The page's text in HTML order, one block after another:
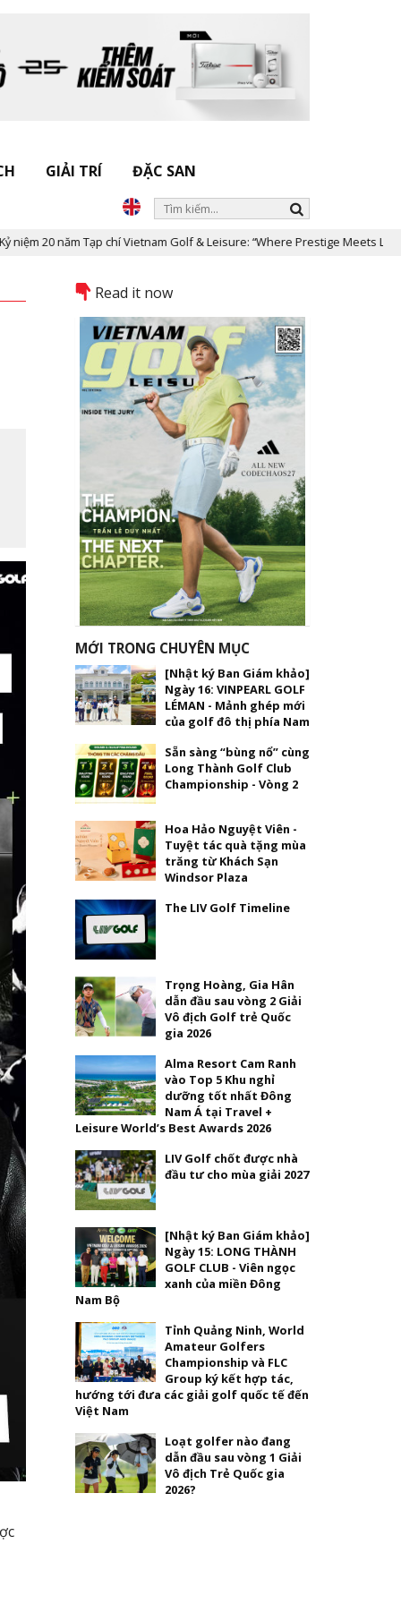
GIẢI TRÍ ĐẶC SAN
Tạp chí Vietnam Golf & Leisure: “Where Prestige Meets Legacy”
Read it now
MỚI TRONG CHUYÊN MỤC
[Nhật ký Ban Giám khảo]
Ngày 16: VINPEARL GOLF
LÉMAN - Mảnh ghép mới
của golf đô thị phía Nam
Sẵn sàng “bùng nổ” cùng
Long Thành Golf Club
Championship - Vòng 2
Hoa Hảo Nguyệt Viên -
Tuyệt tác quà tặng mùa
trăng từ Khách Sạn
Windsor Plaza
The LIV Golf Timeline
Trọng Hoàng, Gia Hân
dẫn đầu sau vòng 2 Giải
Vô địch Golf trẻ Quốc
gia 2026
Alma Resort Cam Ranh
vào Top 5 Khu nghỉ
dưỡng tốt nhất Đông
Nam Á tại Travel +
Leisure World’s Best Awards 2026
LIV Golf chốt được nhà
đầu tư cho mùa giải 2027
[Nhật ký Ban Giám khảo]
Ngày 15: LONG THÀNH
GOLF CLUB - Viên ngọc
xanh của miền Đông
Nam Bộ
Tỉnh Quảng Ninh, World
Amateur Golfers
Championship và FLC
Group ký kết hợp tác,
hướng tới đưa các giải golf quốc tế đến
Việt Nam
Loạt golfer nào đang
dẫn đầu sau vòng 1 Giải
Vô địch Trẻ Quốc gia
2026?